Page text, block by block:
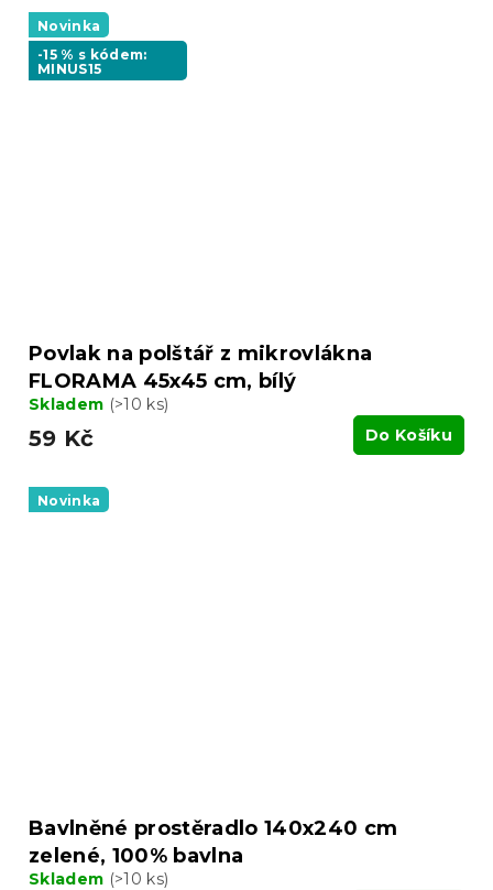
Novinka
-15 % s kódem:
MINUS15
Povlak na polštář z mikrovlákna
FLORAMA 45x45 cm, bílý
Skladem (>10 ks)
59 Kč Do Košíku
Novinka
Bavlněné prostěradlo 140x240 cm
zelené, 100% bavlna
Skladem (>10 ks)